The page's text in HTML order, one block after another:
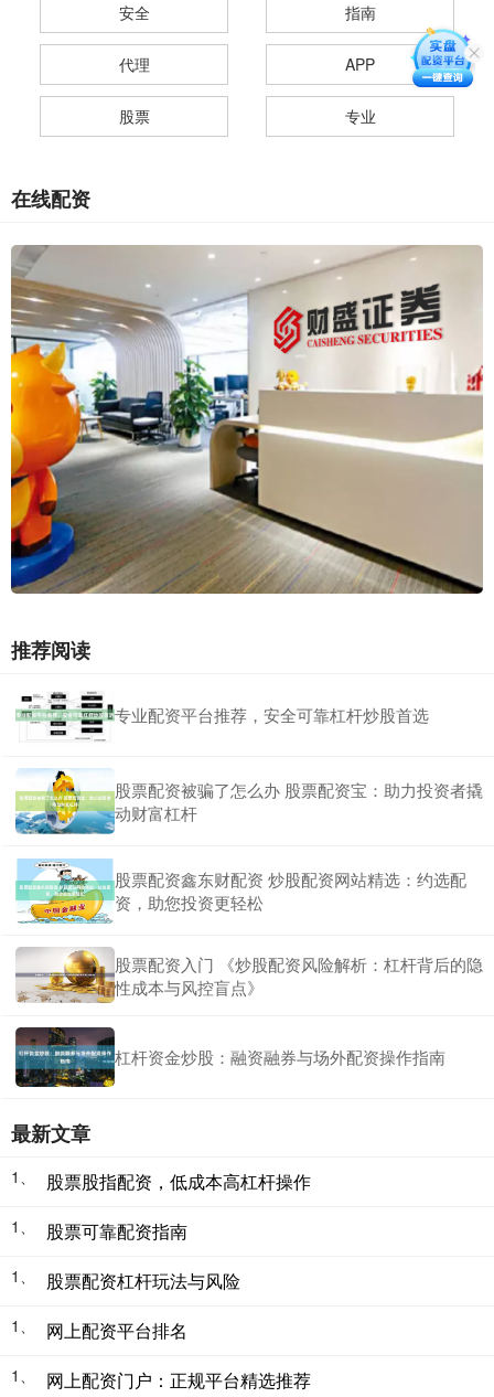
安全 指南
代理 APP
股票 专业
在线配资
推荐阅读
专业配资平台推荐，安全可靠杠杆炒股首选
股票配资被骗了怎么办 股票配资宝：助力投资者撬
动财富杠杆
股票配资鑫东财配资 炒股配资网站精选：约选配
资，助您投资更轻松
股票配资入门 《炒股配资风险解析：杠杆背后的隐
性成本与风控盲点》
杠杆资金炒股：融资融券与场外配资操作指南
最新文章
1、 股票股指配资，低成本高杠杆操作
1、 股票可靠配资指南
1、 股票配资杠杆玩法与风险
1、 网上配资平台排名
1、 网上配资门户：正规平台精选推荐